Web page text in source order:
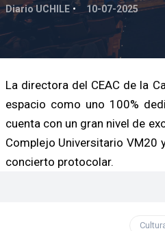
Diario UCHILE 10-07-2025
La directora del CEAC de la
espacio como uno 100%
cuenta con un gran nivel de
Complejo Universitario VM20
concierto protocolar.